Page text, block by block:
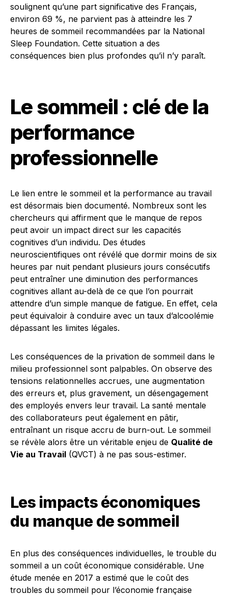
soulignent qu’une part significative des Français,
environ 69 %, ne parvient pas à atteindre les 7
heures de sommeil recommandées par la National
Sleep Foundation. Cette situation a des
conséquences bien plus profondes qu’il n’y paraît.
Le sommeil : clé de la
performance
professionnelle
Le lien entre le sommeil et la performance au travail
est désormais bien documenté. Nombreux sont les
chercheurs qui affirment que le manque de repos
peut avoir un impact direct sur les capacités
cognitives d’un individu. Des études
neuroscientifiques ont révélé que dormir moins de six
heures par nuit pendant plusieurs jours consécutifs
peut entraîner une diminution des performances
cognitives allant au-delà de ce que l’on pourrait
attendre d’un simple manque de fatigue. En effet, cela
peut équivaloir à conduire avec un taux d’alcoolémie
dépassant les limites légales.
Les conséquences de la privation de sommeil dans le
milieu professionnel sont palpables. On observe des
tensions relationnelles accrues, une augmentation
des erreurs et, plus gravement, un désengagement
des employés envers leur travail. La santé mentale
des collaborateurs peut également en pâtir,
entraînant un risque accru de burn-out. Le sommeil
se révèle alors être un véritable enjeu de Qualité de
Vie au Travail (QVCT) à ne pas sous-estimer.
Les impacts économiques
du manque de sommeil
En plus des conséquences individuelles, le trouble du
sommeil a un coût économique considérable. Une
étude menée en 2017 a estimé que le coût des
troubles du sommeil pour l’économie française